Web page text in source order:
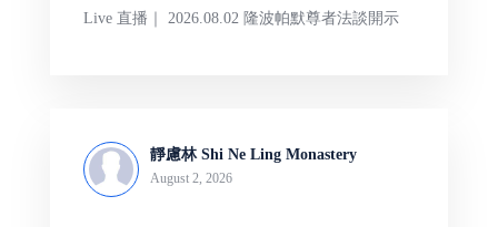
Live 直播｜ 2026.08.02 隆波帕默尊者法談開示
靜慮林 Shi Ne Ling Monastery
August 2, 2026